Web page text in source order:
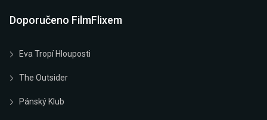
Doporučeno FilmFlixem
Eva Tropí Hlouposti
The Outsider
Pánský Klub